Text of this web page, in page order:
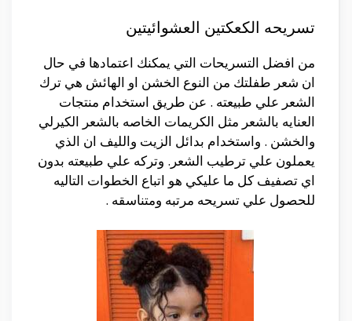
تسريحه الكعكتين العشوائيتين
من افضل التسريحات التي يمكنك اعتمادها في حال
ان شعر طفلتك من النوع الخشن او الهائش هي ترك
الشعر علي طبيعته . عن طريق استخدام منتجات
العنايه بالشعر مثل الكريمات الخاصه بالشعر الكيرلي
والخشن . واستخدام بدائل الزيت والليف ان الذي
يعملون علي ترطيب الشعر. وتركه علي طبيعته بدون
اي تصفيف كل ما عليكي هو اتباع الخطوات التاليه
للحصول علي تسريحه مرتبه ومتناسقه .